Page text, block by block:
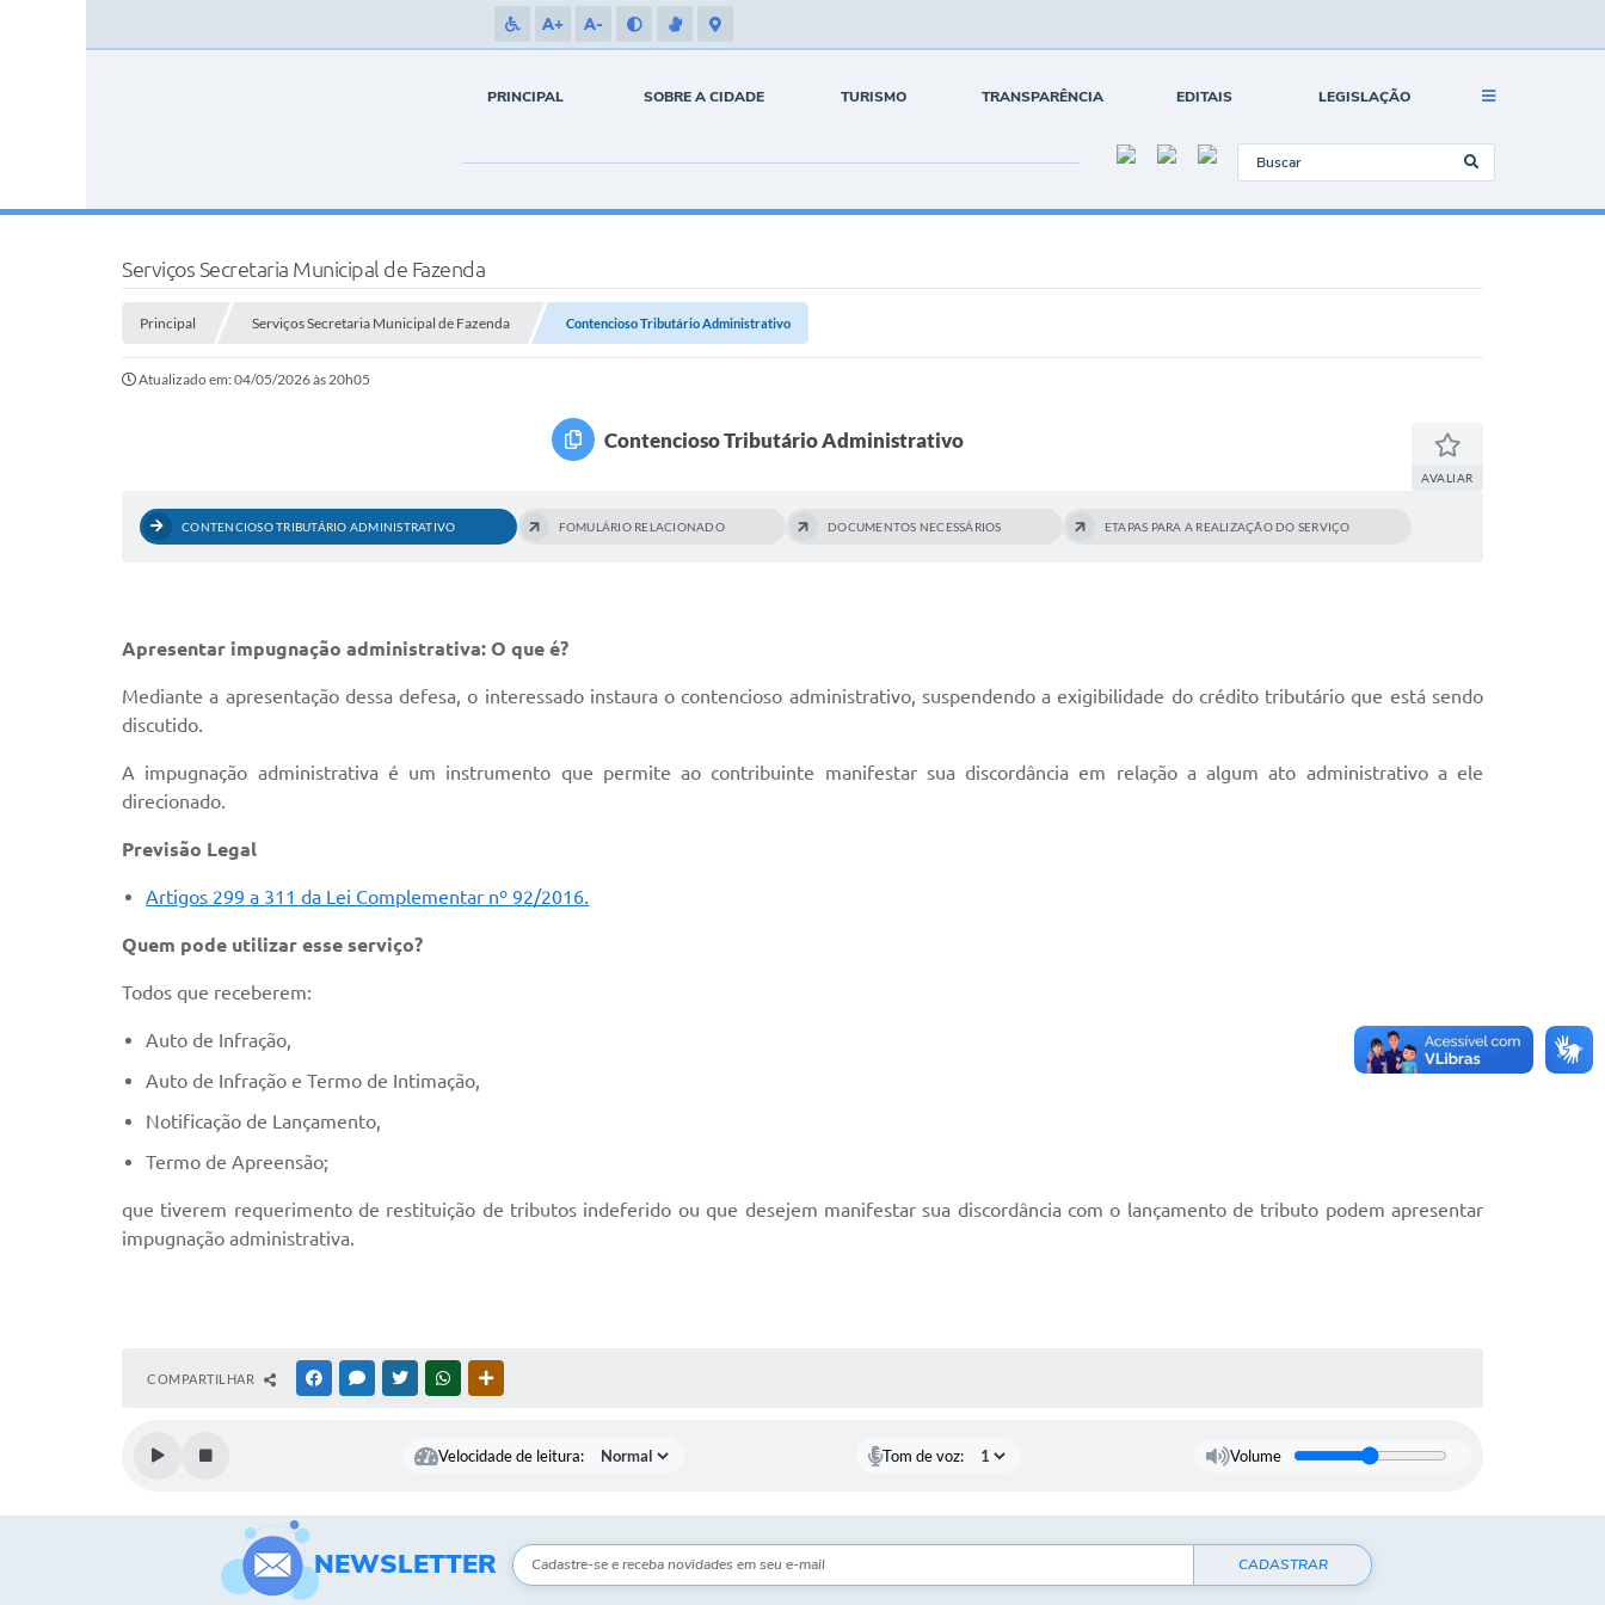
A+ A-
PRINCIPAL SOBRE A CIDADE TURISMO TRANSPARÊNCIA EDITAIS LEGISLAÇÃO
Serviços Secretaria Municipal de Fazenda
Principal Serviços Secretaria Municipal de Fazenda Contencioso Tributário Administrativo
Atualizado em: 04/05/2026 às 20h05
Contencioso Tributário Administrativo
AVALIAR
CONTENCIOSO TRIBUTÁRIO ADMINISTRATIVO FOMULÁRIO RELACIONADO DOCUMENTOS NECESSÁRIOS ETAPAS PARA A REALIZAÇÃO DO SERVIÇO
Apresentar impugnação administrativa: O que é?
Mediante a apresentação dessa defesa, o interessado instaura o contencioso administrativo, suspendendo a exigibilidade do crédito tributário que está sendo
discutido.
A impugnação administrativa é um instrumento que permite ao contribuinte manifestar sua discordância em relação a algum ato administrativo a ele
direcionado.
Previsão Legal
Artigos 299 a 311 da Lei Complementar nº 92/2016.
Quem pode utilizar esse serviço?
Todos que receberem:
Auto de Infração,
Auto de Infração e Termo de Intimação,
Notificação de Lançamento,
Termo de Apreensão;
que tiverem requerimento de restituição de tributos indeferido ou que desejem manifestar sua discordância com o lançamento de tributo podem apresentar
impugnação administrativa.
COMPARTILHAR FACEBOOKMESSENGER
TWITTERWHATSAPP
Velocidade de leitura: Tom de voz: Volume
NEWSLETTER CADASTRAR